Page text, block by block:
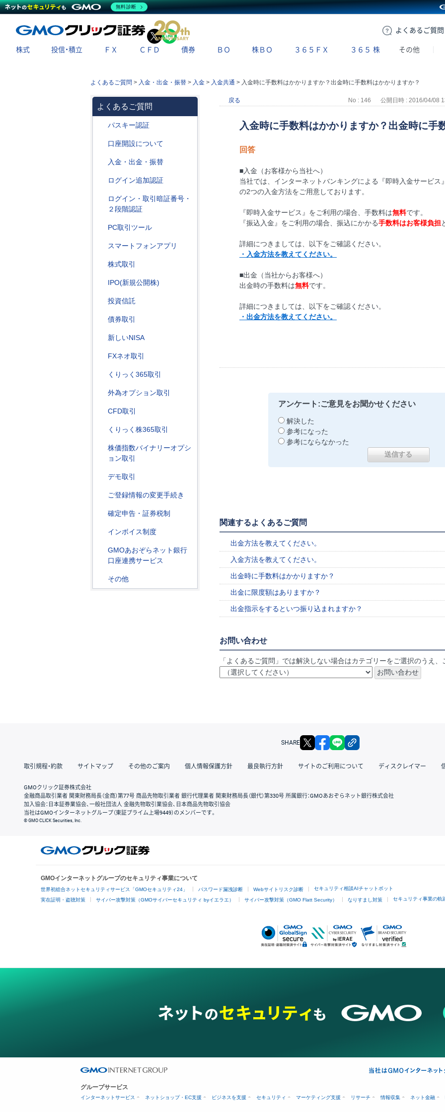
よくある ご質問
X
株式 投信・積立 ＦＸ ＣＦＤ 債券 ＢＯ 株ＢＯ ３６５ＦＸ ３６５ 株 その他
よくあるご質問 > 入金・出金・振替 > 入金 > 入金共通 > 入金時に手数料はかかりますか？出金時に手数料はかかりますか？
よくあるご質問
パスキー認証
口座開設について
入金・出金・振替
ログイン追加認証
ログイン・取引暗証番号・
２段階認証
PC取引ツール
スマートフォンアプリ
株式取引
IPO(新規公開株)
投資信託
債券取引
新しいNISA
FXネオ取引
くりっく365取引
外為オプション取引
CFD取引
くりっく株365取引
株価指数バイナリーオプシ
ョン取引
デモ取引
ご登録情報の変更手続き
確定申告・証券税制
インボイス制度
GMOあおぞらネット銀行
口座連携サービス
その他
戻る No : 146 公開日時 : 2016/04/08
入金時に手数料はかかりますか？出金時に手
回答
■入金（お客様から当社へ）
当社では、インターネットバンキングによる『即時入金サービス
の2つの入金方法をご用意しております。
『即時入金サービス』をご利用の場合、手数料は無料です。
『振込入金』をご利用の場合、振込にかかる手数料はお客様負担
詳細につきましては、以下をご確認ください。
・入金方法を教えてください。
■出金（当社からお客様へ）
出金時の手数料は無料です。
詳細につきましては、以下をご確認ください。
・出金方法を教えてください。
アンケート:ご意見をお聞かせください
解決した
参考になった
参考にならなかった
関連するよくあるご質問
出金方法を教えてください。
入金方法を教えてください。
出金時に手数料はかかりますか？
出金に限度額はありますか？
出金指示をするといつ振り込まれますか？
お問い合わせ
「よくあるご質問」では解決しない場合はカテゴリーをご選択のうえ、
SHARE X facebook
取引規程・約款 サイトマップ その他のご案内 個人情報保護方針 最良執行方針 サイトのご利用について ディスクレイマー
GMOクリック証券株式会社
金融商品取引業者 関東財務局長（金商）第77号 商品先物取引業者 銀行代理業者 関東財務局長（銀代）第330号 所属銀行：GMOあおぞらネット銀行株式会社
加入協会：日本証券業協会、一般社団法人 金融先物取引業協会、日本商品先物取引協会
当社はGMOインターネットグループ（東証プライム上場9449）のメンバーです。
© GMO CLICK Securities, Inc.
GMOインターネットグループのセキュリティ事業について
世界初総合ネットセキュリティサービス「GMOセキュリティ24」 パスワード漏洩診断 Webサイトリスク診断 セキュリティ相談AIチャットボット
実在証明・盗聴対策 サイバー攻撃対策（GMOサイバーセキュリティ byイエラエ） サイバー攻撃対策（GMO Flatt Security） なりすまし対策 セキュリティ事業の軌
グループサービス
インターネットサービス ネットショップ・EC支援 ビジネスを支援 セキュリティ マーケティング支援 リサーチ 情報収集 ネット金融
無料診断